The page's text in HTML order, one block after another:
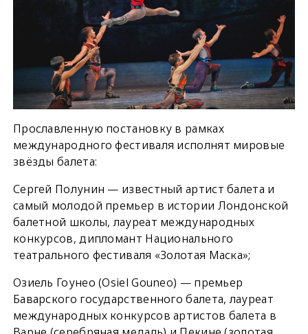
Прославленную постановку в рамках
международного фестиваля исполнят мировые
звёзды балета:
Сергей Полунин — известный артист балета и
самый молодой премьер в истории Лондонской
балетной школы, лауреат международных
конкурсов, дипломант Национального
театрального фестиваля «Золотая Маска»;
Озиель Гоунео (Osiel Gouneo) — премьер
Баварского государственного балета, лауреат
международных конкурсов артистов балета в